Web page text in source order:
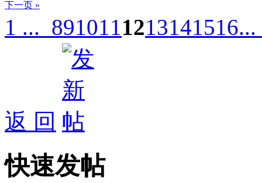
下一页 »
1 ... 8910111213141516...
返 回
快速发帖